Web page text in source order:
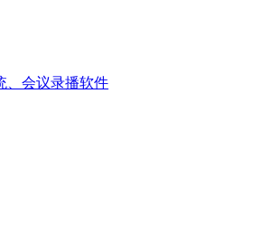
、会议录播软件